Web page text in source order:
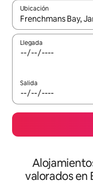
Ubicación
Cuando los
Llegada
Salida
valorados en